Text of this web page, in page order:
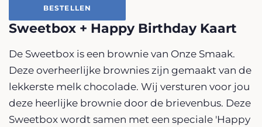
BESTELLEN
Sweetbox + Happy Birthday Kaart
De Sweetbox is een brownie van Onze Smaak.
Deze overheerlijke brownies zijn gemaakt van de
lekkerste melk chocolade. Wij versturen voor jou
deze heerlijke brownie door de brievenbus. Deze
Sweetbox wordt samen met een speciale 'Happy